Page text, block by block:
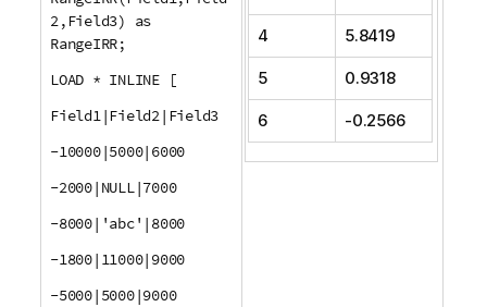
2,Field3) as
RangeIRR;
LOAD * INLINE [
Field1|Field2|Field3
-10000|5000|6000
-2000|NULL|7000
-8000|'abc'|8000
-1800|11000|9000
-5000|5000|9000
4 5.8419
5 0.9318
6 -0.2566